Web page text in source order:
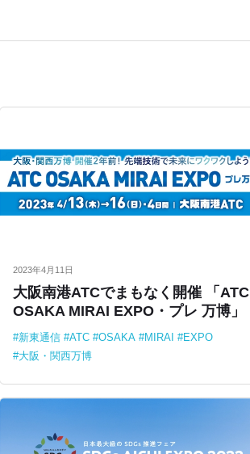
2023年4月11日
⼤阪南港ATCでまもなく開催 「ATC
OSAKA MIRAI EXPO・プレ 万博」
新東通信 ATC OSAKA MIRAI
EXPO
⼤阪・関⻄万博